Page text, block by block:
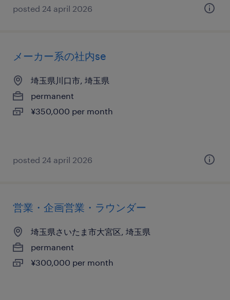
posted 24 april 2026
メーカー系の社内se
埼玉県川口市, 埼玉県
permanent
¥350,000 per month
posted 24 april 2026
営業・企画営業・ラウンダー
埼玉県さいたま市大宮区, 埼玉県
permanent
¥300,000 per month